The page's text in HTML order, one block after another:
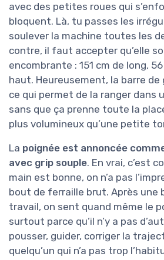
ramassage et gros plastique
noir, métal, et ça respire le truc
secoué dans un terrain pas
c’est plutôt un bon signe : moins
plastique, moins de trucs qui
premier choc.
Lesroues de 350 mmsont
fort du design. Sur mon terrain
classique avec des petites roues
s’enfoncent ou se bloquent. Là,
irrégularités sans devoir
toutes les deux minutes. Par
accepter qu’elle soit un peu
cm de long, 56 de large et 115 de
Heureusement, la barre de
ce qui permet de la ranger dans